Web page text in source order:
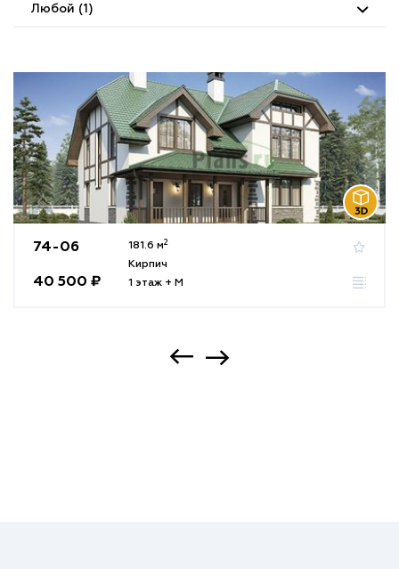
Любой (1)
74-06
40 500 ₽
181.6 м2
Кирпич
1 этаж + М